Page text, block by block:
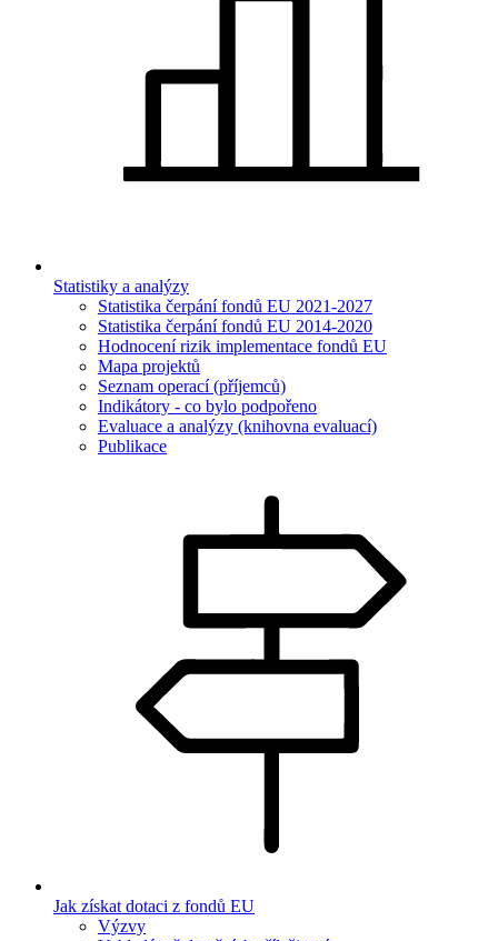
Statistiky a analýzy
Statistika čerpání fondů EU 2021-2027
Statistika čerpání fondů EU 2014-2020
Hodnocení rizik implementace fondů EU
Mapa projektů
Seznam operací (příjemců)
Indikátory - co bylo podpořeno
Evaluace a analýzy (knihovna evaluací)
Publikace
Jak získat dotaci z fondů EU
Výzvy